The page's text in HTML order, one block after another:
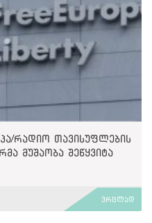
რადიო თავისუფლების
მუშაობა შეწყვიტა
ვრცლად